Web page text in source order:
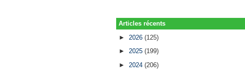
Articles récents
► 2026(125)
►2025(199)
►2024(206)